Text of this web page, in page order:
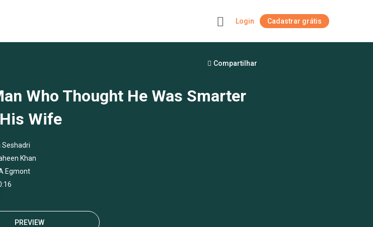
Login Cadastrar grátis
Compartilhar
Who Thought He Was Smarter
Wife
Seshadri
Khan
Egmont
PREVIEW